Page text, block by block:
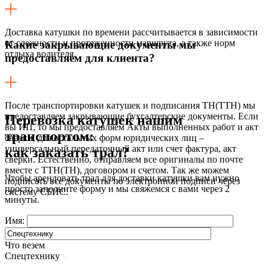
Доставка катушки по времени рассчитывается в зависимости
от сложности и протяженности маршрута, а также норм
отдыха водителя.
Какие закрывающие документы мы
предоставляем для клиента?
После транспортировки катушек и подписания ТН(ТТН) мы
предоставляем закрывающие бухгалтерские документы. Если
вы ИП, то мы предоставляем Акты выполненных работ и акт
сверки, для остальных форм юридических лиц –
универсальный передаточный акт или счет фактура, акт
сверки. Естественно, отправляем все оригиналы по почте
вместе с ТТН(ТН), договором и счетом. Так же можем
подписать все документы по электронной подписи через
систему СБИС.
Перевозка катушек нашим
транспортом:
как заказать трал?
Чтобы арендовать трал для доставки катушки вам нужно
просто заполните форму и мы свяжемся с вами через 2
минуты.
Имя:
Что везем
Спецтехнику